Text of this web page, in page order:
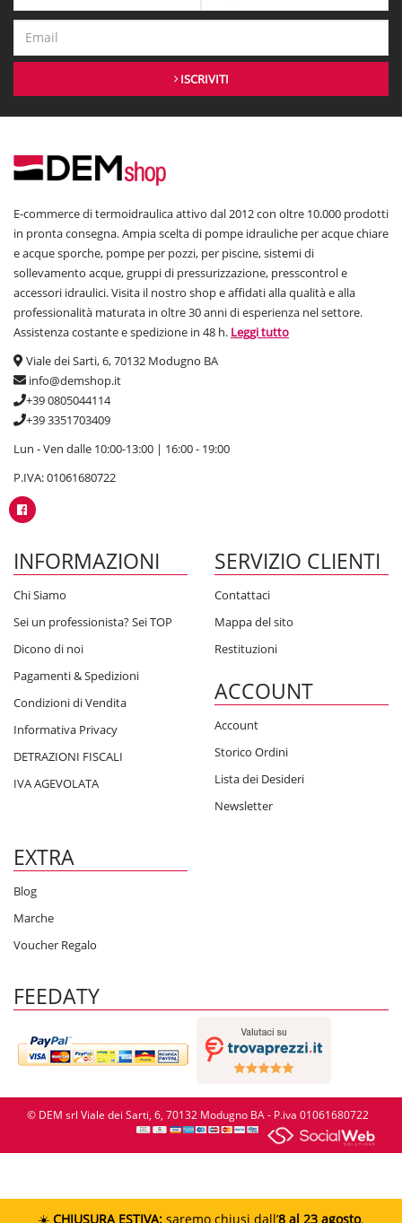
ISCRIVITI
E-commerce di termoidraulica attivo dal 2012 con oltre 10.000 prodotti
in pronta consegna. Ampia scelta di pompe idrauliche per acque chiare
e acque sporche, pompe per pozzi, per piscine, sistemi di
sollevamento acque, gruppi di pressurizzazione, presscontrol e
accessori idraulici. Visita il nostro shop e affidati alla qualità e alla
professionalità maturata in oltre 30 anni di esperienza nel settore.
Assistenza costante e spedizione in 48 h. Leggi tutto
Viale dei Sarti, 6, 70132 Modugno BA
info@demshop.it
+39 0805044114
+39 3351703409
Lun - Ven dalle 10:00-13:00 | 16:00 - 19:00
P.IVA: 01061680722
INFORMAZIONI
Chi Siamo
Sei un professionista? Sei TOP
Dicono di noi
Pagamenti & Spedizioni
Condizioni di Vendita
Informativa Privacy
DETRAZIONI FISCALI
IVA AGEVOLATA
SERVIZIO CLIENTI
Contattaci
Mappa del sito
Restituzioni
ACCOUNT
Account
Storico Ordini
Lista dei Desideri
Newsletter
EXTRA
Blog
Marche
Voucher Regalo
FEEDATY
© DEM srl Viale dei Sarti, 6, 70132 Modugno BA - P.iva 01061680722
☀️ CHIUSURA ESTIVA: saremo chiusi dall’8 al 23 agosto.